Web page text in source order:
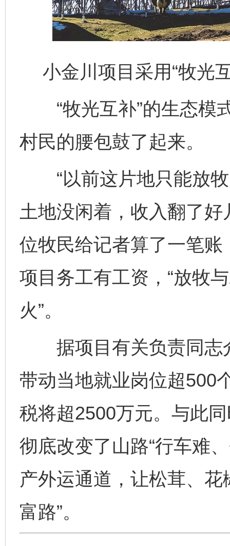
小金川项目采用“牧光
“牧光互补”的生态模
村民的腰包鼓了起来。
“以前这片地只能放牧
土地没闲着，收入翻了
位牧民给记者算了一笔
项目务工有工资，“放牧
火”。
据项目有关负责同志
带动当地就业岗位超500
税将超2500万元。与此
彻底改变了山路“行车难
产外运通道，让松茸、花
富路”。